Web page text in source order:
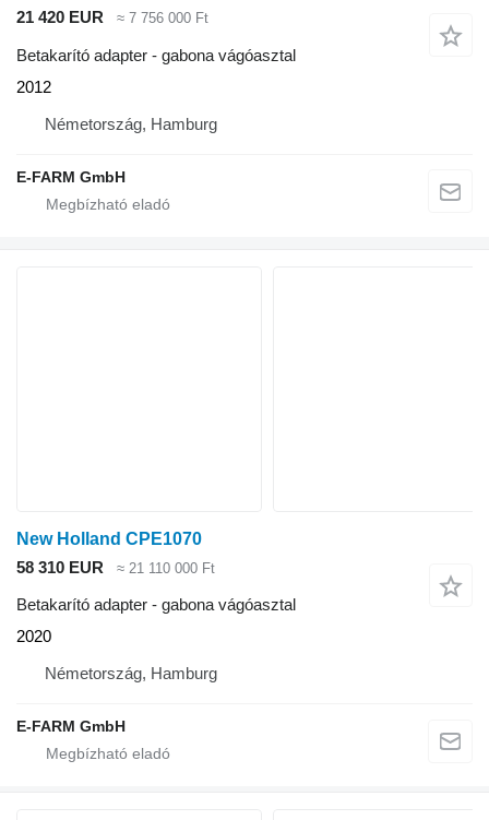
21 420 EUR
≈ 7 756 000 Ft
Betakarító adapter - gabona vágóasztal
2012
Németország, Hamburg
E-FARM GmbH
New Holland CPE1070
58 310 EUR
≈ 21 110 000 Ft
Betakarító adapter - gabona vágóasztal
2020
Németország, Hamburg
E-FARM GmbH